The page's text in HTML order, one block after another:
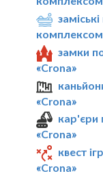
комплексом
замки
«Crona»
«Crona»
кар'єри
«Crona»
квест
«Crona»